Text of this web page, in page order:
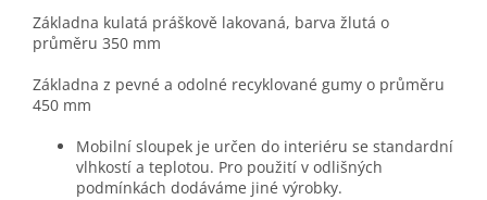
Základna kulatá práškově lakovaná, barva žlutá o
průměru 350 mm
Základna z pevné a odolné recyklované gumy o průměru
450 mm
Mobilní sloupek je určen do interiéru se standardní
vlhkostí a teplotou. Pro použití v odlišných
podmínkách dodáváme jiné výrobky.